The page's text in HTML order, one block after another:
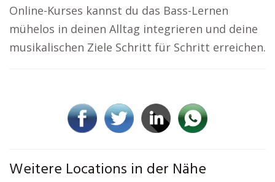
Online-Kurses kannst du das Bass-Lernen
mühelos in deinen Alltag integrieren und deine
musikalischen Ziele Schritt für Schritt erreichen.
Weitere Locations in der Nähe